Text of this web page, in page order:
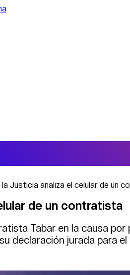
la Justicia analiza el celular de un
de un contratista
Tabar en la causa
declaración jurada para el